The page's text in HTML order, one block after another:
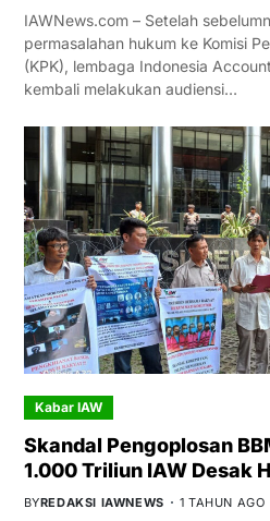
IAWNews.com – Setelah
permasalahan hukum ke Komisi
(KPK), lembaga Indonesia
kembali melakukan audiensi…
Kabar IAW
Skandal Pengoplosan
1.000 Triliun IAW Desak
BYREDAKSI IAWNEWS 1 TAHUN AGO